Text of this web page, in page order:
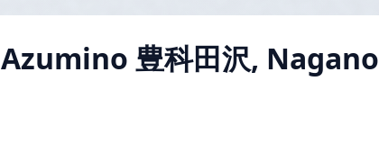
Azumino 豊科田沢, Nagano